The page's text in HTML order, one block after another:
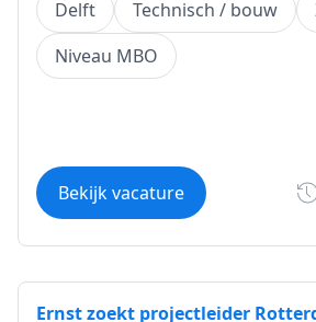
Delft Technisch / bouw
Niveau MBO
Bekijk vacature
Ernst zoekt projectleider